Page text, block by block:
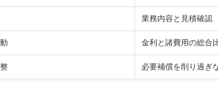
業務内容と見積確認
金利と諸費用の総合
必要補償を削り過ぎ